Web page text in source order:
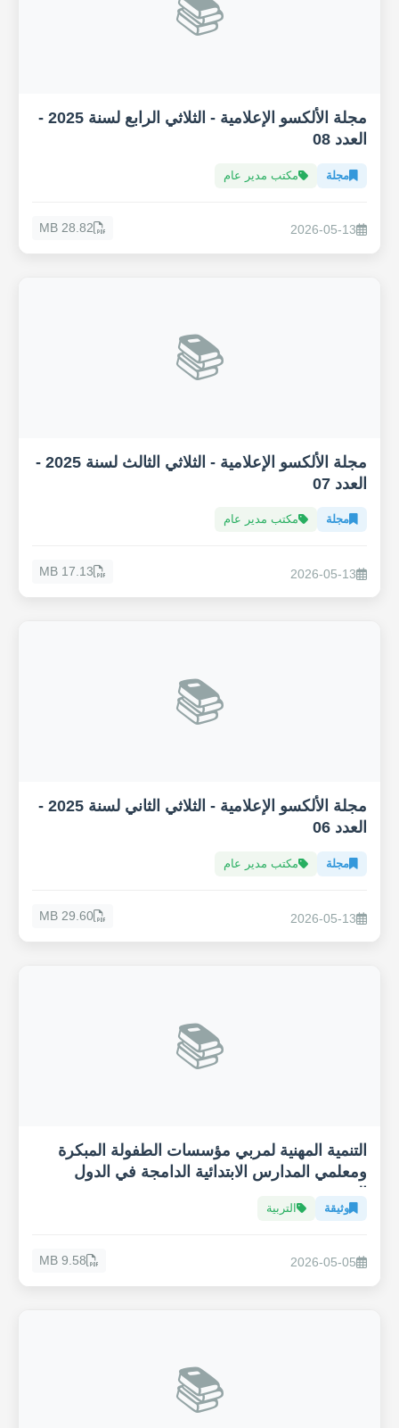
📚
مجلة الألكسو الإعلامية - الثلاثي الرابع لسنة 2025 -
العدد 08
مجلة مكتب مدير عام
2026-05-13
28.82 MB
📚
مجلة الألكسو الإعلامية - الثلاثي الثالث لسنة 2025 -
العدد 07
مجلة مكتب مدير عام
2026-05-13
17.13 MB
📚
مجلة الألكسو الإعلامية - الثلاثي الثاني لسنة 2025 -
العدد 06
مجلة مكتب مدير عام
2026-05-13
29.60 MB
📚
التنمية المهنية لمربي مؤسسات الطفولة المبكرة
ومعلمي المدارس الابتدائية الدامجة في الدول
وثيقة التربية
2026-05-05
9.58 MB
📚